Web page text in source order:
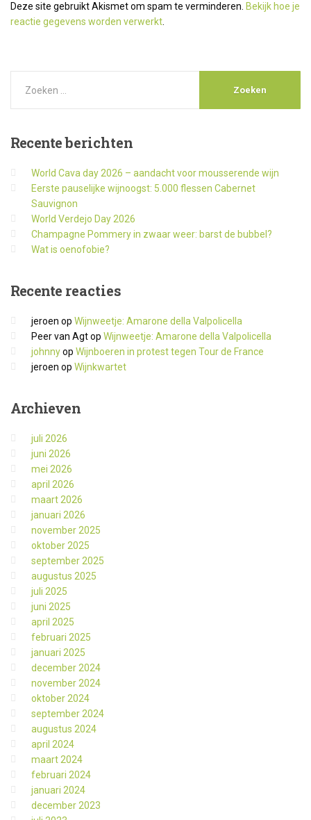
Deze site gebruikt Akismet om spam te verminderen. Bekijk hoe je
reactie gegevens worden verwerkt
Recenteberichten
World Cava day 2026 – aandacht voor mousserende wijn
Eerste pauselijke wijnoogst: 5.000 flessen Cabernet
Sauvignon
World Verdejo Day 2026
Champagne Pommery in zwaar weer: barst de bubbel?
Wat is oenofobie?
Recente reacties
jeroen op Wijnweetje: Amarone della Valpolicella
Peer van Agtop Wijnweetje: Amarone della Valpolicella
johnnyop Wijnboeren in protest tegen Tour de France
jeroen op Wijnkwartet
Archieven
juli 2026
juni 2026
mei 2026
april 2026
maart 2026
januari 2026
november 2025
oktober 2025
september 2025
augustus 2025
juli 2025
juni 2025
april 2025
februari 2025
januari 2025
december 2024
november 2024
oktober 2024
september 2024
augustus 2024
april 2024
maart 2024
februari 2024
januari 2024
december 2023